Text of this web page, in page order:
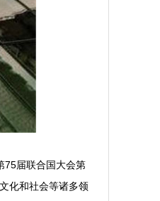
75届联合国大会第
化和社会等诸多领